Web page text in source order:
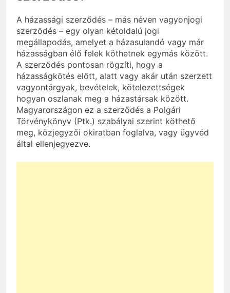
A házassági szerződés – más néven vagyonjogi
szerződés – egy olyan kétoldalú jogi
megállapodás, amelyet a házasulandó vagy már
házasságban élő felek köthetnek egymás között.
A szerződés pontosan rögzíti, hogy a
házasságkötés előtt, alatt vagy akár után szerzett
vagyontárgyak, bevételek, kötelezettségek
hogyan oszlanak meg a házastársak között.
Magyarországon ez a szerződés a Polgári
Törvénykönyv (Ptk.) szabályai szerint köthető
meg, közjegyzői okiratban foglalva, vagy ügyvéd
által ellenjegyezve.